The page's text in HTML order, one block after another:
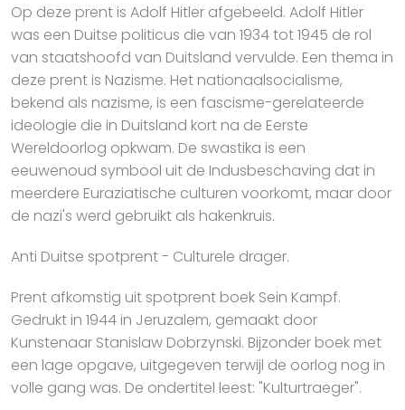
Op deze prent is Adolf Hitler afgebeeld. Adolf Hitler
was een Duitse politicus die van 1934 tot 1945 de rol
van staatshoofd van Duitsland vervulde. Een thema in
deze prent is Nazisme. Het nationaalsocialisme,
bekend als nazisme, is een fascisme-gerelateerde
ideologie die in Duitsland kort na de Eerste
Wereldoorlog opkwam. De swastika is een
eeuwenoud symbool uit de Indusbeschaving dat in
meerdere Euraziatische culturen voorkomt, maar door
de nazi's werd gebruikt als hakenkruis.
Anti Duitse spotprent - Culturele drager.
Prent afkomstig uit spotprent boek Sein Kampf.
Gedrukt in 1944 in Jeruzalem, gemaakt door
Kunstenaar Stanislaw Dobrzynski. Bijzonder boek met
een lage opgave, uitgegeven terwijl de oorlog nog in
volle gang was. De ondertitel leest: "Kulturtraeger".